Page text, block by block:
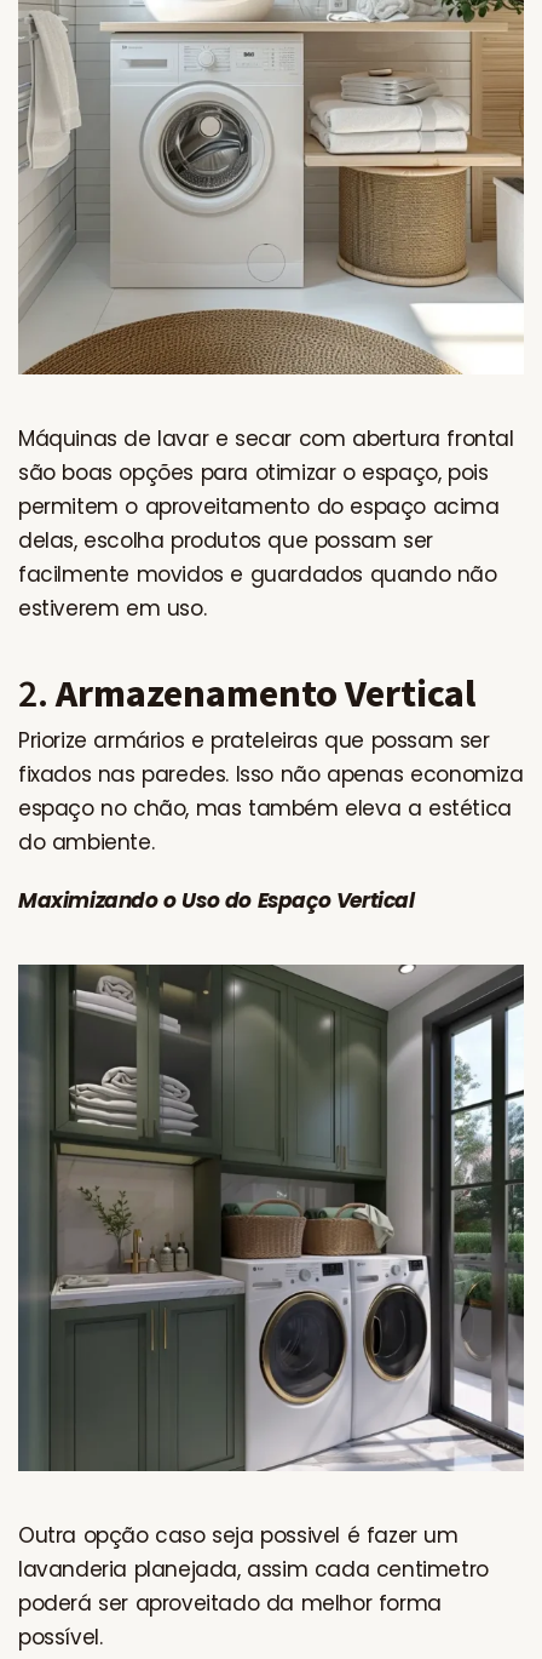
Máquinas de lavar e secar com abertura frontal
são boas opções para otimizar o espaço, pois
permitem o aproveitamento do espaço acima
delas, escolha produtos que possam ser
facilmente movidos e guardados quando não
estiverem em uso.
2.Armazenamento Vertical
Priorize armários e prateleiras que possam ser
fixados nas paredes. Isso não apenas economiza
espaço no chão, mas também eleva a estética
do ambiente.
Maximizando o Uso do Espaço Vertical
Outra opção caso seja possivel é fazer um
lavanderia planejada, assim cada centimetro
poderá ser aproveitado da melhor forma
possível.